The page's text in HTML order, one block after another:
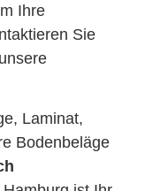
Ihre
Sie
Laminat,
Bodenbeläge